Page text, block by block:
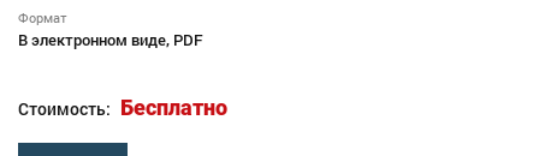
Формат
В электронном виде, PDF
Стоимость: Бесплатно